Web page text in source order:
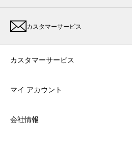
カスタマーサービス
カスタマーサービス
マイ アカウント
会社情報